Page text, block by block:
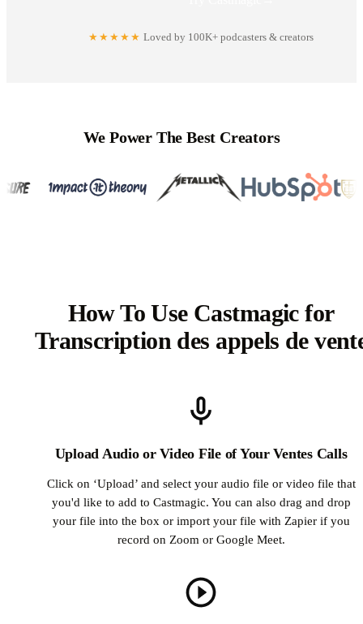
★★★★★ Loved by 100K+ podcasters & creators
We Power The Best Creators
How To Use Castmagic for
Transcription des appels de
Upload Audio or Video File of Your Ventes Calls
Click on ‘Upload’ and select your audio file or video file that
you'd like to add to Castmagic. You can also drag and drop
your file into the box or import your file with Zapier if you
record on Zoom or Google Meet.